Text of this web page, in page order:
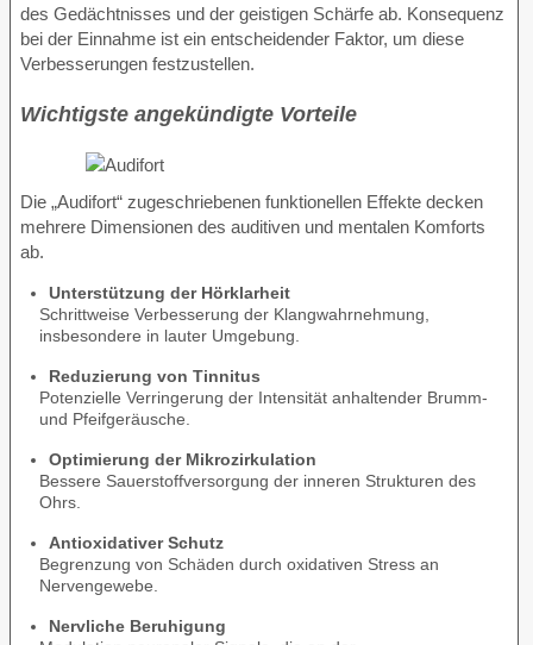
des Gedächtnisses und der geistigen Schärfe ab. Konsequenz
bei der Einnahme ist ein entscheidender Faktor, um diese
Verbesserungen festzustellen.
Wichtigste angekündigte Vorteile
Die „Audifort“ zugeschriebenen funktionellen Effekte decken
mehrere Dimensionen des auditiven und mentalen Komforts
ab.
Unterstützung der Hörklarheit
Schrittweise Verbesserung der Klangwahrnehmung,
insbesondere in lauter Umgebung.
Reduzierung von Tinnitus
Potenzielle Verringerung der Intensität anhaltender Brumm-
und Pfeifgeräusche.
Optimierung der Mikrozirkulation
Bessere Sauerstoffversorgung der inneren Strukturen des
Ohrs.
Antioxidativer Schutz
Begrenzung von Schäden durch oxidativen Stress an
Nervengewebe.
Nervliche Beruhigung